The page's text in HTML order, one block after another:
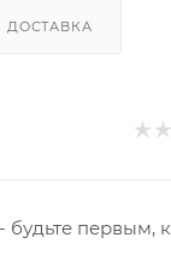
ДОСТАВКА
первым,